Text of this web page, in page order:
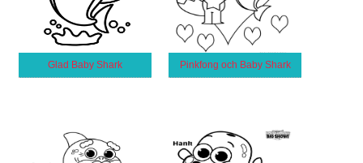
Glad Baby Shark Pinkfong och Baby Shark